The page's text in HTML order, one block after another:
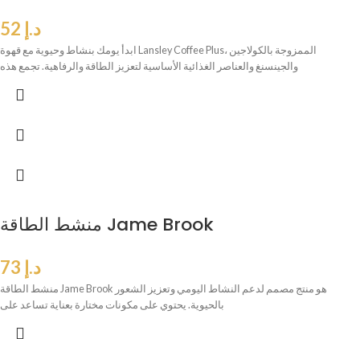
د.إ
ابدأ يومك بنشاط وحيوية مع قهوة Lansley Coffee Plus، الممزوجة بالكولاجين
والجينسنغ والعناصر الغذائية الأساسية لتعزيز الطاقة والرفاهية. تجمع هذه
منشط الطاقة Jame Brook
د.إ
منشط الطاقة Jame Brook هو منتج مصمم لدعم النشاط اليومي وتعزيز الشعور
بالحيوية. يحتوي على مكونات مختارة بعناية تساعد على